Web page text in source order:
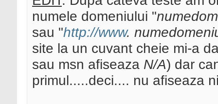
numele domeniului "
sau "http://www.
site la un cuvant cheie mi-a
sau msn afiseaza N/A) dar
primul.....deci.... nu afiseaza